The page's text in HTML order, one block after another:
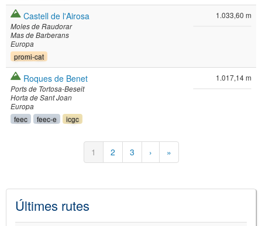
Castell de l'Airosa
Moles de Raudorar
Mas de Barberans
Europa
promi-cat
1.033,60 m
Roques de Benet
Ports de Tortosa-Beseit
Horta de Sant Joan
Europa
feec feec-e icgc
1.017,14 m
Pàgina
actual
1 Pàgina
2 Pàgina
3
Pàgina
següent
›
Última
pàgina
»
Últimes rutes